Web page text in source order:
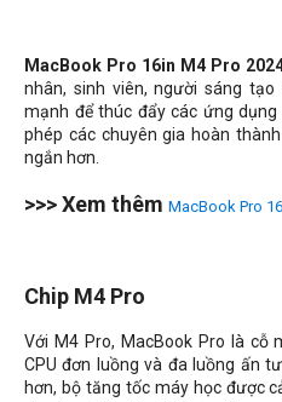
MacBook Pro 16in M4 Pro
nhân, sinh viên, người sáng
mạnh để thúc đẩy các ứng
phép các chuyên gia hoàn
ngắn hơn.
>>> Xem thêm MacBook Pro
Chip M4 Pro
Với M4 Pro, MacBook Pro là cỗ
CPU đơn luồng và đa luồng ấn
hơn, bộ tăng tốc máy học được